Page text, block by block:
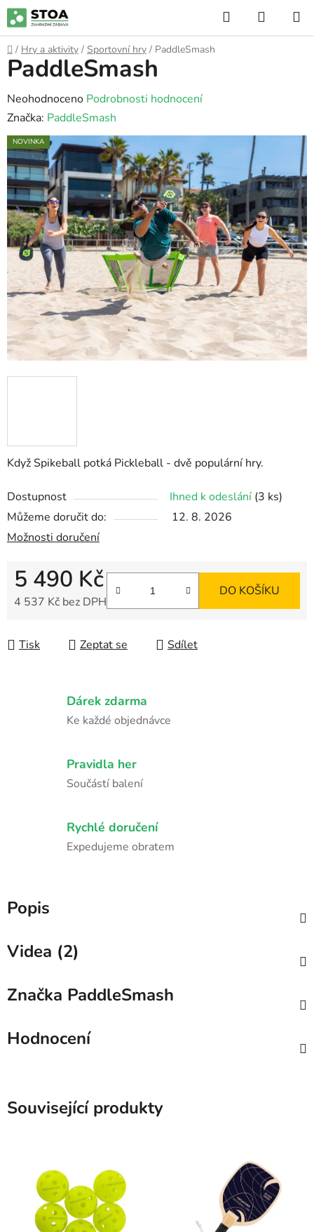
Přejít
na
obsah
Hledat
KOŠÍK
Domů
/ Hry a aktivity / Sportovní hry / PaddleSmash
Když Spikeball potká Pickleball - dvě populární hry.
Dostupnost Ihned k odeslání (3 ks)
Můžeme doručit do:
12. 8. 2026
Možnosti doručení
5 490 Kč
4 537 Kč bez DPH
DO KOŠÍKU
Tisk Zeptat se Sdílet
PaddleSmash
Průměrné
hodnocení
produktu
je
0,0
z
5
hvězdiček.
Neohodnoceno Podrobnosti hodnocení
Značka: PaddleSmash
NOVINKA
Dárek zdarma
Ke každé objednávce
Pravidla her
Součástí balení
Rychlé doručení
Expedujeme obratem
Popis
Videa (2)
Značka PaddleSmash
Hodnocení
Související produkty